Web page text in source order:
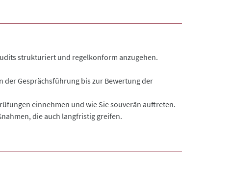
strukturiert und regelkonform anzugehen.
Gesprächsführung bis zur Bewertung der
einnehmen und wie Sie souverän auftreten.
die auch langfristig greifen.